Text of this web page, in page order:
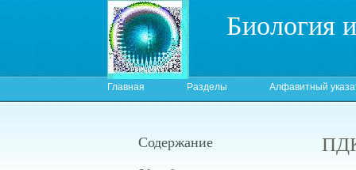
Биология
Главная Разделы Алфавитный
Содержание